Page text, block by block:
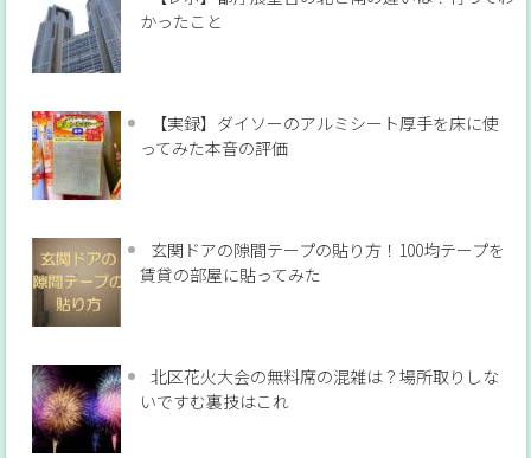
かったこと
【実録】ダイソーのアルミシート厚手を床に使
ってみた本音の評価
玄関ドアの隙間テープの貼り方！100均テープを
賃貸の部屋に貼ってみた
北区花火大会の無料席の混雑は？場所取りしな
いですむ裏技はこれ